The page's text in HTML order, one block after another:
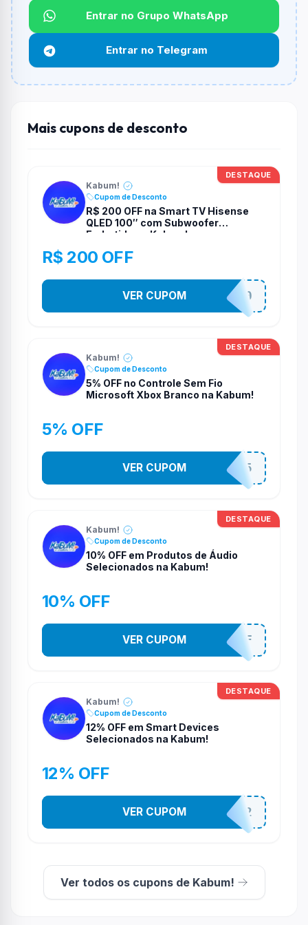
Qual é o desconto máximo?
Não informado ou sem limite.
Funciona em qualquer produto?
Não necessariamente. Depende de itens participantes
e alguns vendedores ou produtos especificos podem
Entrar no Grupo WhatsApp
Entrar no Telegram
Mais cupons de desconto
DESTAQUE
Kabum!
Cupom de Desconto
R$ 200 OFF na Smart TV Hisense
QLED 100″ com Subwoofer
Embutido na Kabum!
R$ 200 OFF
TELAO200
VER CUPOM
DESTAQUE
Kabum!
Cupom de Desconto
5% OFF no Controle Sem Fio
Microsoft Xbox Branco na Kabum!
5% OFF
CONTRL5
VER CUPOM
DESTAQUE
Kabum!
Cupom de Desconto
10% OFF em Produtos de Áudio
Selecionados na Kabum!
10% OFF
SOM10OFF
VER CUPOM
DESTAQUE
Kabum!
Cupom de Desconto
12% OFF em Smart Devices
Selecionados na Kabum!
12% OFF
SMARTESTADAO12
VER CUPOM
Ver todos os cupons de Kabum!